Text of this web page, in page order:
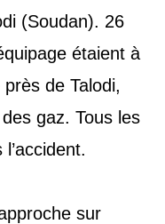
(Soudan). 26
étaient à
près de Talodi,
gaz. Tous les
sur